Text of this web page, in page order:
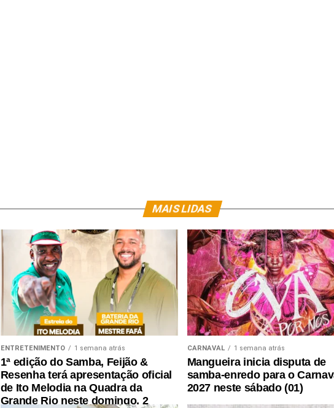
MAIS LIDAS
ENTRETENIMENTO 1 semana atrás
1ª edição do Samba, Feijão &
Resenha terá apresentação oficial
de Ito Melodia na Quadra da
Grande Rio neste domingo, 2
CARNAVAL 1 semana atrás
Mangueira inicia disputa de
samba-enredo para o
2027 neste sábado (01)